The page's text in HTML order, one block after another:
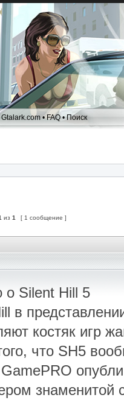
Gtalark.com •FAQ•Поиск
из 1 [ 1 сообщение ]
о Silent Hill 5
в
костяк игр
что SH5
знаменитой